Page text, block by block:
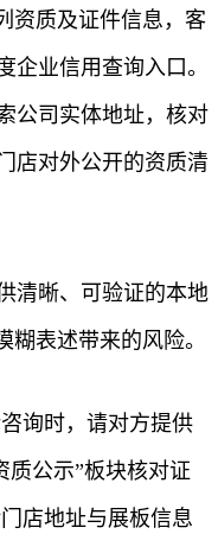
资质及证件信息，客
企业信用查询入口。
公司实体地址，核对
店对外公开的资质清
清晰、可验证的本地
糊表述带来的风险。
询时，请对方提供
质公示”板块核对证
店地址与展板信息